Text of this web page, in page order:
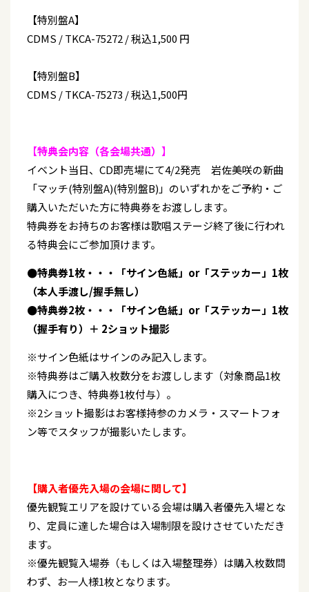
【特別盤A】
CDMS / TKCA-75272 / 税込1,500 円
【特別盤B】
CDMS / TKCA-75273 / 税込1,500円
【特典会内容（各会場共通） 】
イベント当日、CD即売場にて4/2発売 岩佐美咲の新曲
「マッチ(特別盤A)(特別盤B)」のいずれかをご予約・ご
購入いただいた方に特典券をお渡しします。
特典券をお持ちのお客様は歌唱ステージ終了後に行われ
る特典会にご参加頂けます。
●特典券1枚・・・「サイン色紙」or「ステッカー」1枚
（本人手渡し/握手無し）
●特典券2枚・・・「サイン色紙」or「ステッカー」1枚
（握手有り）＋ 2ショット撮影
※サイン色紙はサインのみ記入します。
※特典券はご購入枚数分をお渡しします（対象商品1枚
購入につき、特典券1枚付与）。
※2ショット撮影はお客様持参のカメラ・スマートフォ
ン等でスタッフが撮影いたします。
【購入者優先入場の会場に関して】
優先観覧エリアを設けている会場は購入者優先入場とな
り、定員に達した場合は入場制限を設けさせていただき
ます。
※優先観覧入場券（もしくは入場整理券）は購入枚数問
わず、お一人様1枚となります。